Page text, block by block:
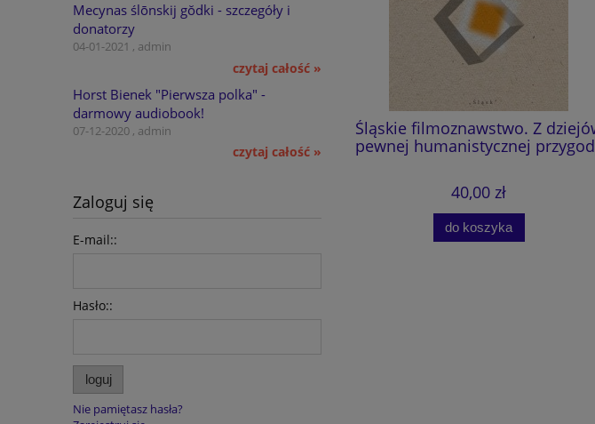
Mecynas ślōnskij gŏdki - szczegóły i
donatorzy
04-01-2021 , admin
czytaj całość »
Horst Bienek "Pierwsza polka" -
darmowy audiobook!
07-12-2020 , admin
czytaj całość »
Zaloguj się
E-mail::
Hasło::
loguj
Nie pamiętasz hasła?
Dzieje zrębowego kościoła
pątniczego w Gościęcinie
Śląskie filmoznawstwo. Z dziejów
pewnej humanistycznej przygody
40,00 zł
do koszyka